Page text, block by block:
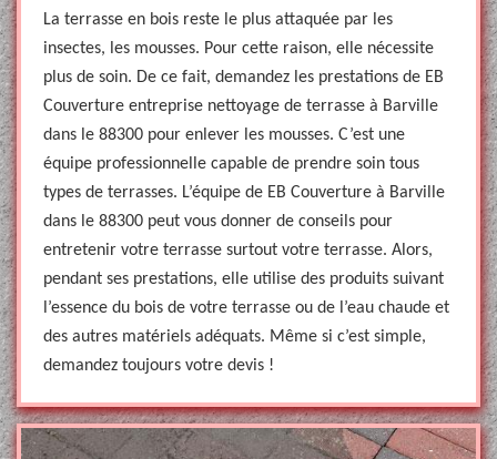
La terrasse en bois reste le plus attaquée par les
insectes, les mousses. Pour cette raison, elle nécessite
plus de soin. De ce fait, demandez les prestations de EB
Couverture entreprise nettoyage de terrasse à Barville
dans le 88300 pour enlever les mousses. C’est une
équipe professionnelle capable de prendre soin tous
types de terrasses. L’équipe de EB Couverture à Barville
dans le 88300 peut vous donner de conseils pour
entretenir votre terrasse surtout votre terrasse. Alors,
pendant ses prestations, elle utilise des produits suivant
l’essence du bois de votre terrasse ou de l’eau chaude et
des autres matériels adéquats. Même si c’est simple,
demandez toujours votre devis !